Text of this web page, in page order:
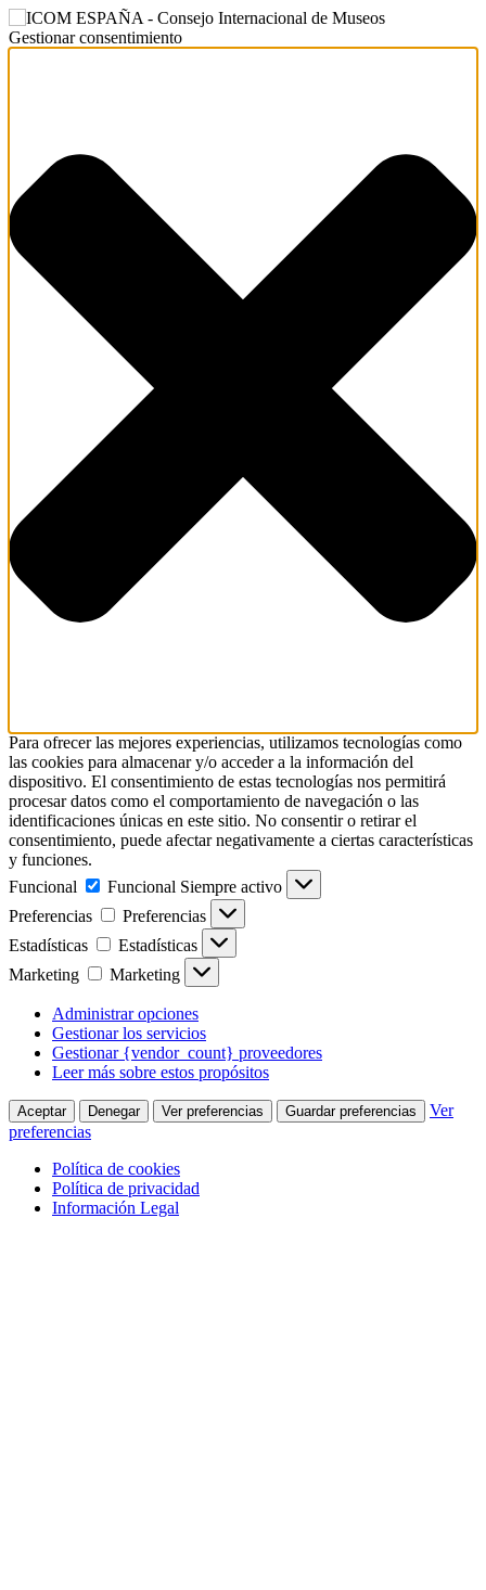
Gestionar consentimiento
Para ofrecer las mejores experiencias, utilizamos tecnologías como
las cookies para almacenar y/o acceder a la información del
dispositivo. El consentimiento de estas tecnologías nos permitirá
procesar datos como el comportamiento de navegación o las
identificaciones únicas en este sitio. No consentir o retirar el
consentimiento, puede afectar negativamente a ciertas características
y funciones.
Funcional
Funcional Siempre activo
Preferencias
Preferencias
Estadísticas
Estadísticas
Marketing
Marketing
Administrar opciones
Gestionar los servicios
Gestionar {vendor_count} proveedores
Leer más sobre estos propósitos
Aceptar Denegar Ver preferencias Guardar preferencias
Ver
preferencias
Política de cookies
Política de privacidad
Información Legal